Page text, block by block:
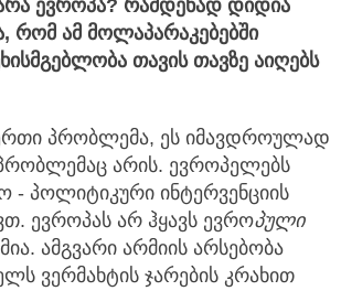
ევროპა? რამდენად დიდია
რომ ამ მოლაპარაკებებში
თავის თავზე აიღებს
პრობლემა, ეს იმავდროულად
არის. ევროპელებს
- პოლიტიკური ინტერვენციის
ევროპას არ ჰყავს ევროპული
ამგვარი არმიის არსებობა
ვერმახტის ჯარების კრახით